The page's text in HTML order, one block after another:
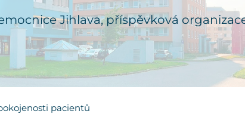
Jihlava, příspěvková
pacientů